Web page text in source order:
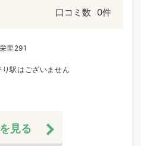
口コミ数 0件
里291
駅はございません
見る